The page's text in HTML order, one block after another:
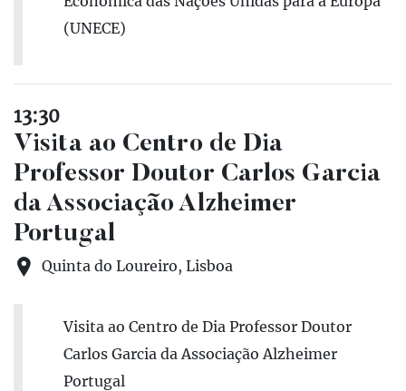
(UNECE)
13:30
Visita ao Centro de Dia
Professor Doutor Carlos Garcia
da Associação Alzheimer
Portugal
Quinta do Loureiro, Lisboa
Visita ao Centro de Dia Professor Doutor
Carlos Garcia da Associação Alzheimer
Portugal